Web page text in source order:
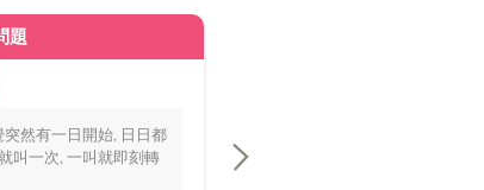
題
然有一日開始, 日日都
叫一次, 一叫就即刻轉